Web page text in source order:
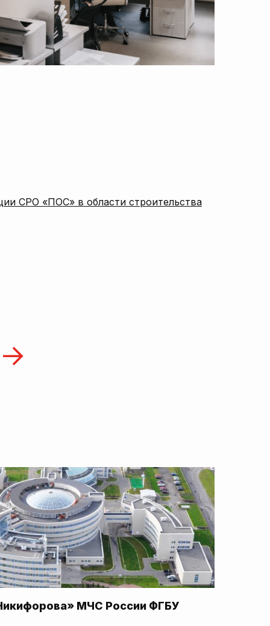
СРО «ПОС» в области строительства
МЧС России ФГБУ